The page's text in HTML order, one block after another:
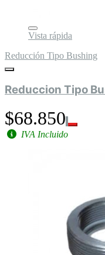
Vista rápida
Reducción Tipo Bushing
Reduccion Tipo
$68.850
IVA Incluido